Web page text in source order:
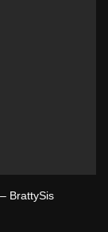
BrattySis